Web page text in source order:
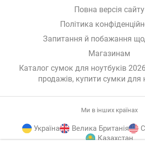
Повна версія сайту
Політика
Запитання й побажання
Магазинам
Каталог сумок для ноутбуків
продажів, купити сумки для
Ми в інших країнах
Україна Велика Британія
Казахстан